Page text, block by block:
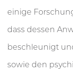
einige
dass dessen
beschleunigt
sowie den